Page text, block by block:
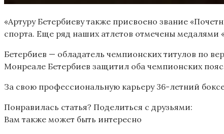
«Артуру Бетербиеву также присвоено звание
спорта. Еще ряд наших атлетов отмечены медалями
Бетербиев — обладатель чемпионских титулов по
Монреале Бетербиев защитил оба чемпионских
За свою профессиональную карьеру 36-летний
Понравилась статья? Поделиться с друзьями:
Вам также может быть интересно